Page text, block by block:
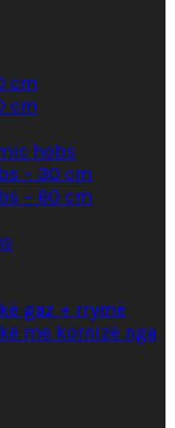
cm
cm
hobs
– 30 cm
– 60 cm
gaz + rrymë
me kornizë nga